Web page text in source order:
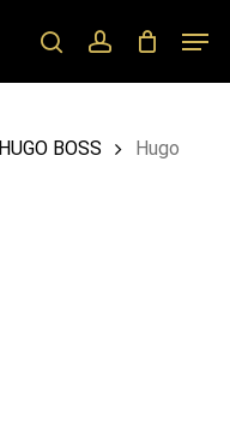
searchaccount
HUGO BOSS
Hugo